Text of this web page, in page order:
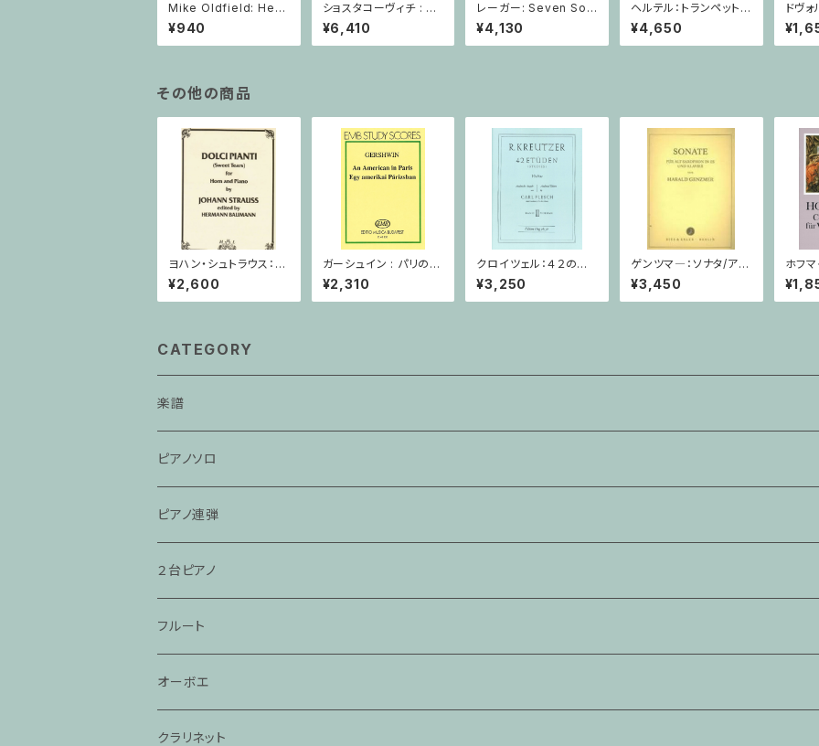
Mike Oldfield: Herg
est Ridge / ピアノ
¥940
ショスタコーヴィチ : 2
つのヴァイオリンとピア
ノのための 5つの小品 /
ヴァイオリン2とピアノ
¥6,410
レーガー: Seven Son
atas op. 91 Heft 2 /
ヴァイオリン
¥4,130
ヘルテル：トランペット協
奏曲第1番 変ホ長調/
トランペット・ピアノ
¥4,650
ドヴ
スラー
短調
その他の商品
ヨハン・シュトラウス：甘
い涙/ホルン・ピアノ
¥2,600
ガーシュイン : パリのア
メリカ人 / ミニチュアス
コア
¥2,310
クロイツェル：４２の練
習曲 ２巻 / ヴァイオリ
ン教本
¥3,250
ゲンツマ―：ソナタ/アル
トサクソフォーン・ピアノ
¥3,450
ホフ
二長調
ノ
CATEGORY
楽譜
ピアノソロ
ピアノ連弾
２台ピアノ
フルート
オーボエ
クラリネット